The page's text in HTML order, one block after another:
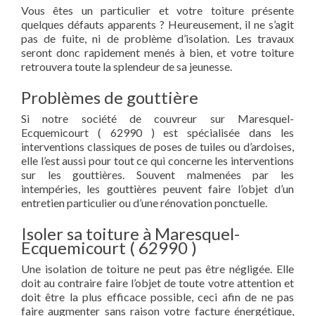
Vous êtes un particulier et votre toiture présente
quelques défauts apparents ? Heureusement, il ne s’agit
pas de fuite, ni de problème d’isolation. Les travaux
seront donc rapidement menés à bien, et votre toiture
retrouvera toute la splendeur de sa jeunesse.
Problèmes de gouttière
Si notre société de couvreur sur Maresquel-
Ecquemicourt ( 62990 ) est spécialisée dans les
interventions classiques de poses de tuiles ou d’ardoises,
elle l’est aussi pour tout ce qui concerne les interventions
sur les gouttières. Souvent malmenées par les
intempéries, les gouttières peuvent faire l’objet d’un
entretien particulier ou d’une rénovation ponctuelle.
Isoler sa toiture à Maresquel-
Ecquemicourt ( 62990 )
Une isolation de toiture ne peut pas être négligée. Elle
doit au contraire faire l’objet de toute votre attention et
doit être la plus efficace possible, ceci afin de ne pas
faire augmenter sans raison votre facture énergétique,